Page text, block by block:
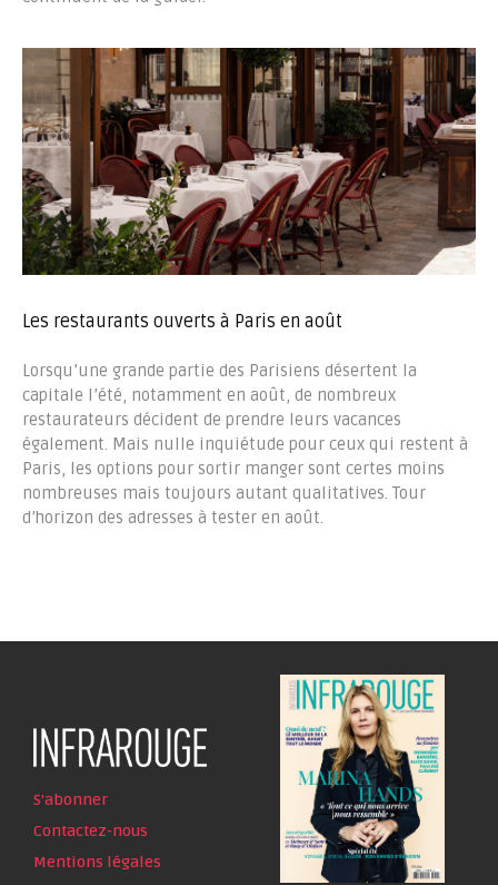
Les restaurants ouverts à Paris en août
Lorsqu’une grande partie des Parisiens désertent la
capitale l’été, notamment en août, de nombreux
restaurateurs décident de prendre leurs vacances
également. Mais nulle inquiétude pour ceux qui restent à
Paris, les options pour sortir manger sont certes moins
nombreuses mais toujours autant qualitatives. Tour
d’horizon des adresses à tester en août.
S'abonner
Contactez-nous
Mentions légales